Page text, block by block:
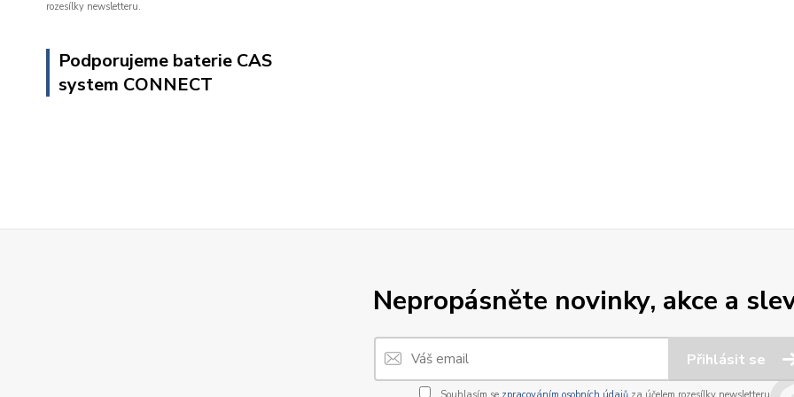
rozesílky newsletteru.
Podporujeme baterie CAS
system CONNECT
Nepropásněte novinky, akce a
Přihlásit se